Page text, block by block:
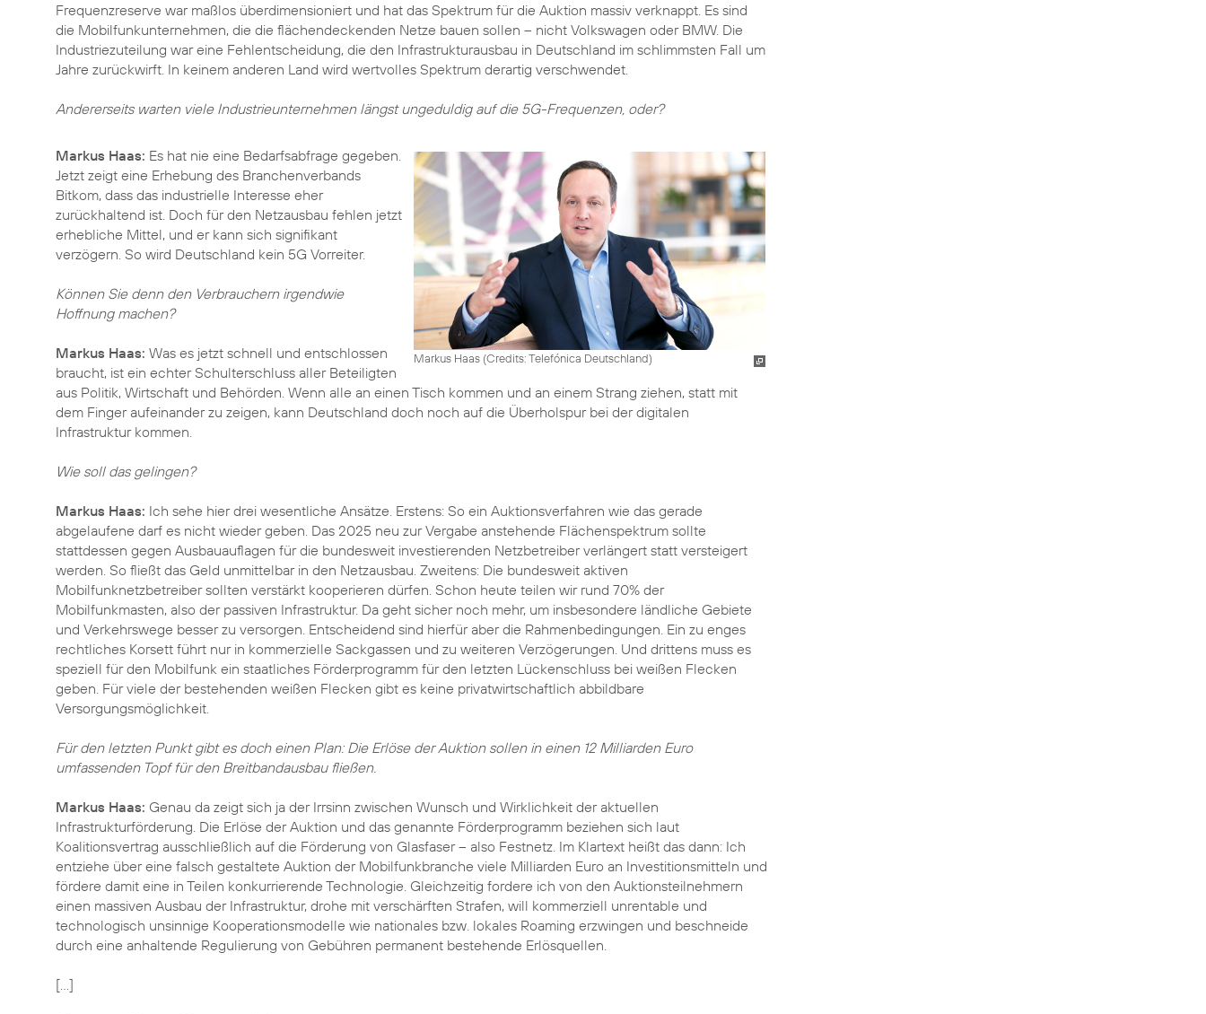
Frequenzreserve war maßlos überdimensioniert und hat das Spektrum für die Auktion massiv verknappt. Es sind
die Mobilfunkunternehmen, die die flächendeckenden Netze bauen sollen – nicht Volkswagen oder BMW. Die
Industriezuteilung war eine Fehlentscheidung, die den Infrastrukturausbau in Deutschland im schlimmsten Fall um
Jahre zurückwirft. In keinem anderen Land wird wertvolles Spektrum derartig verschwendet.
Andererseits warten viele Industrieunternehmen längst ungeduldig auf die 5G-Frequenzen, oder?
Markus Haas (Credits: Telefónica Deutschland)
Markus Haas: Es hat nie eine Bedarfsabfrage gegeben.
Jetzt zeigt eine Erhebung des Branchenverbands
Bitkom, dass das industrielle Interesse eher
zurückhaltend ist. Doch für den Netzausbau fehlen jetzt
erhebliche Mittel, und er kann sich signifikant
verzögern. So wird Deutschland kein 5G Vorreiter.
Können Sie denn den Verbrauchern irgendwie
Hoffnung machen?
Markus Haas: Was es jetzt schnell und entschlossen
braucht, ist ein echter Schulterschluss aller Beteiligten
aus Politik, Wirtschaft und Behörden. Wenn alle an einen Tisch kommen und an einem Strang ziehen, statt mit
dem Finger aufeinander zu zeigen, kann Deutschland doch noch auf die Überholspur bei der digitalen
Infrastruktur kommen.
Wie soll das gelingen?
Markus Haas: Ich sehe hier drei wesentliche Ansätze. Erstens: So ein Auktionsverfahren wie das gerade
abgelaufene darf es nicht wieder geben. Das 2025 neu zur Vergabe anstehende Flächenspektrum sollte
stattdessen gegen Ausbauauflagen für die bundesweit investierenden Netzbetreiber verlängert statt versteigert
werden. So fließt das Geld unmittelbar in den Netzausbau. Zweitens: Die bundesweit aktiven
Mobilfunknetzbetreiber sollten verstärkt kooperieren dürfen. Schon heute teilen wir rund 70% der
Mobilfunkmasten, also der passiven Infrastruktur. Da geht sicher noch mehr, um insbesondere ländliche Gebiete
und Verkehrswege besser zu versorgen. Entscheidend sind hierfür aber die Rahmenbedingungen. Ein zu enges
rechtliches Korsett führt nur in kommerzielle Sackgassen und zu weiteren Verzögerungen. Und drittens muss es
speziell für den Mobilfunk ein staatliches Förderprogramm für den letzten Lückenschluss bei weißen Flecken
geben. Für viele der bestehenden weißen Flecken gibt es keine privatwirtschaftlich abbildbare
Versorgungsmöglichkeit.
Für den letzten Punkt gibt es doch einen Plan: Die Erlöse der Auktion sollen in einen 12 Milliarden Euro
umfassenden Topf für den Breitbandausbau fließen.
Markus Haas: Genau da zeigt sich ja der Irrsinn zwischen Wunsch und Wirklichkeit der aktuellen
Infrastrukturförderung. Die Erlöse der Auktion und das genannte Förderprogramm beziehen sich laut
Koalitionsvertrag ausschließlich auf die Förderung von Glasfaser – also Festnetz. Im Klartext heißt das dann: Ich
entziehe über eine falsch gestaltete Auktion der Mobilfunkbranche viele Milliarden Euro an Investitionsmitteln und
fördere damit eine in Teilen konkurrierende Technologie. Gleichzeitig fordere ich von den Auktionsteilnehmern
einen massiven Ausbau der Infrastruktur, drohe mit verschärften Strafen, will kommerziell unrentable und
technologisch unsinnige Kooperationsmodelle wie nationales bzw. lokales Roaming erzwingen und beschneide
durch eine anhaltende Regulierung von Gebühren permanent bestehende Erlösquellen.
[…]